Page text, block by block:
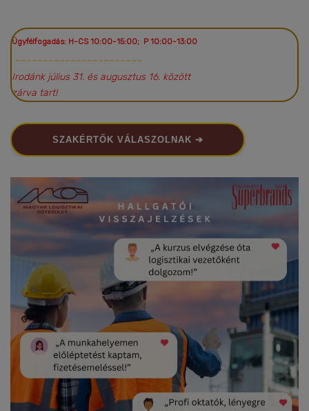
Ügyfélfogadás: H-CS 10:00-15:00; P 10:00-13:00
~~~~~~~~~~~~~~~~~~~~~~~
Irodánk július 31. és augusztus 16. között
zárva tart!
SZAKÉRTŐK VÁLASZOLNAK ➔